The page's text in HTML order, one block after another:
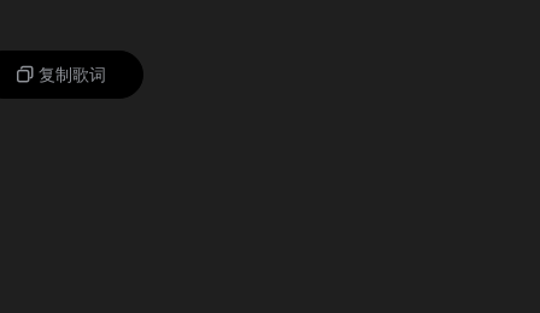
 复制歌词